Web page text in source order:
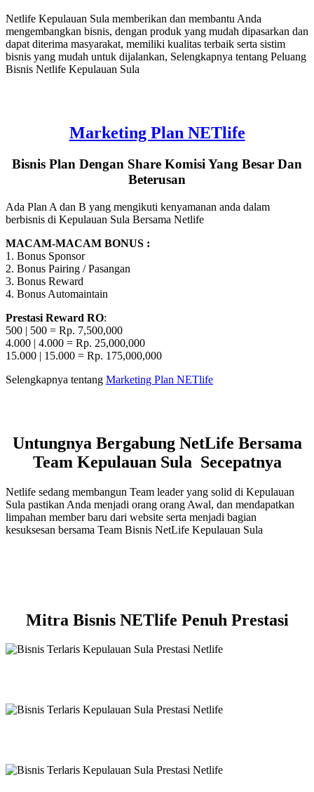
Netlife Kepulauan Sula memberikan dan membantu Anda
mengembangkan bisnis, dengan produk yang mudah dipasarkan dan
dapat diterima masyarakat, memiliki kualitas terbaik serta sistim
bisnis yang mudah untuk dijalankan, Selengkapnya tentang Peluang
Bisnis Netlife Kepulauan Sula
Marketing Plan NETlife
Bisnis Plan Dengan Share Komisi Yang Besar Dan
Beterusan
Ada Plan A dan B yang mengikuti kenyamanan anda dalam
berbisnis di Kepulauan Sula Bersama Netlife
MACAM-MACAM BONUS :
1. Bonus Sponsor
2. Bonus Pairing / Pasangan
3. Bonus Reward
4. Bonus Automaintain
Prestasi Reward RO:
500 | 500 = Rp. 7,500,000
4.000 | 4.000 = Rp. 25,000,000
15.000 | 15.000 = Rp. 175,000,000
Selengkapnya tentang Marketing Plan NETlife
Untungnya Bergabung NetLife Bersama
Team Kepulauan Sula Secepatnya
Netlife sedang membangun Team leader yang solid di Kepulauan
Sula pastikan Anda menjadi orang orang Awal, dan mendapatkan
limpahan member baru dari website serta menjadi bagian
kesuksesan bersama Team Bisnis NetLife Kepulauan Sula
Mitra Bisnis NETlife Penuh Prestasi